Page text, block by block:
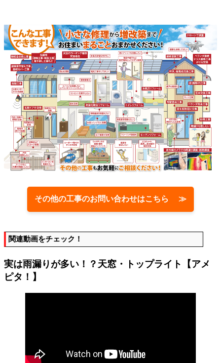
その他の工事のお問い合わせはこちら ≫
関連動画をチェック！
実は雨漏りが多い！？天窓・トップライト【アメ
ピタ！】